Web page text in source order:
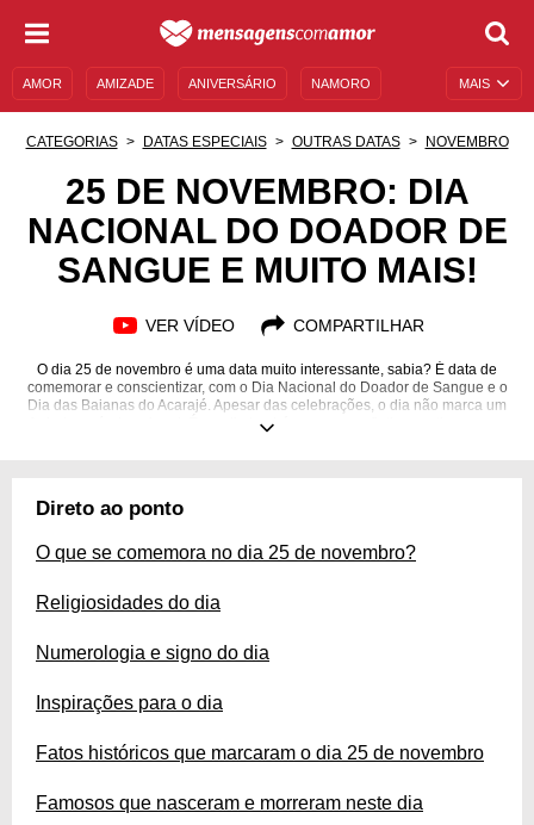
MAIS
AMOR AMIZADE ANIVERSÁRIO NAMORO
MENSAGENS E FRASES MENSAGENS DE ANIVERSÁRIO
ENTRETENIMENTO FAMOSOS
CATEGORIAS DATAS ESPECIAIS OUTRAS DATAS NOVEMBRO
25 DE NOVEMBRO: DIA
NACIONAL DO DOADOR DE
SANGUE E MUITO MAIS!
VER VÍDEO COMPARTILHAR
O dia 25 de novembro é uma data muito interessante, sabia? É data de
comemorar e conscientizar, com o Dia Nacional do Doador de Sangue e o
Dia das Baianas do Acarajé. Apesar das celebrações, o dia não marca um
feriado a nível nacional. É um dia também para se refletir, questionar e se
aniversariantes, fatos históricos e muito mais sobre o dia 25 de novembro!
Direto ao ponto
O que se comemora no dia 25 de novembro?
Religiosidades do dia
Numerologia e signo do dia
Inspirações para o dia
Fatos históricos que marcaram o dia 25 de novembro
Famosos que nasceram e morreram neste dia